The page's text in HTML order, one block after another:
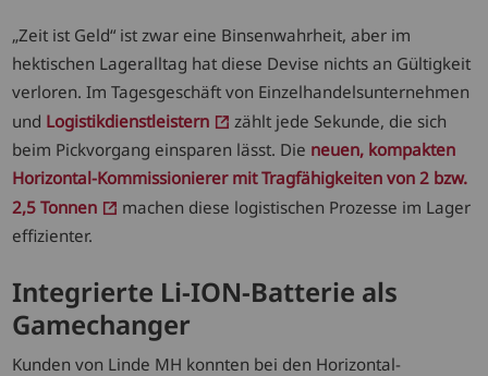
„Zeit ist Geld“ ist zwar eine Binsenwahrheit, aber im
hektischen Lageralltag hat diese Devise nichts an Gültigkeit
verloren. Im Tagesgeschäft von Einzelhandelsunternehmen
und Logistikdienstleistern
zählt jede Sekunde, die sich
beim Pickvorgang einsparen lässt. Die neuen, kompakten
Horizontal-Kommissionierer mit Tragfähigkeiten von 2 bzw.
2,5 Tonnen
machen diese logistischen Prozesse im Lager
effizienter.
Integrierte Li-ION-Batterie als
Gamechanger
Kunden von Linde MH konnten bei den Horizontal-